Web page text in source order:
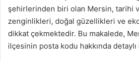
şehirlerinden biri olan Mersin, tarihi
zenginlikleri, doğal güzellikleri ve
dikkat çekmektedir. Bu makalede,
ilçesinin posta kodu hakkında